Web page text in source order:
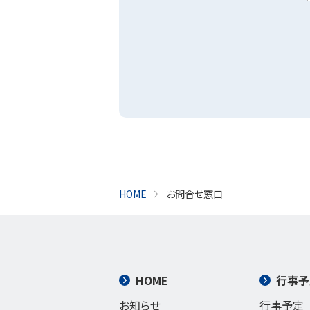
HOME お問合せ窓口
HOME
お知らせ
行事
行事予定